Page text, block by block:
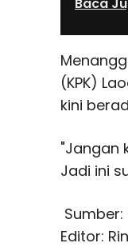
(KPK)
kini
"Jangan
Jadi ini
Editor: